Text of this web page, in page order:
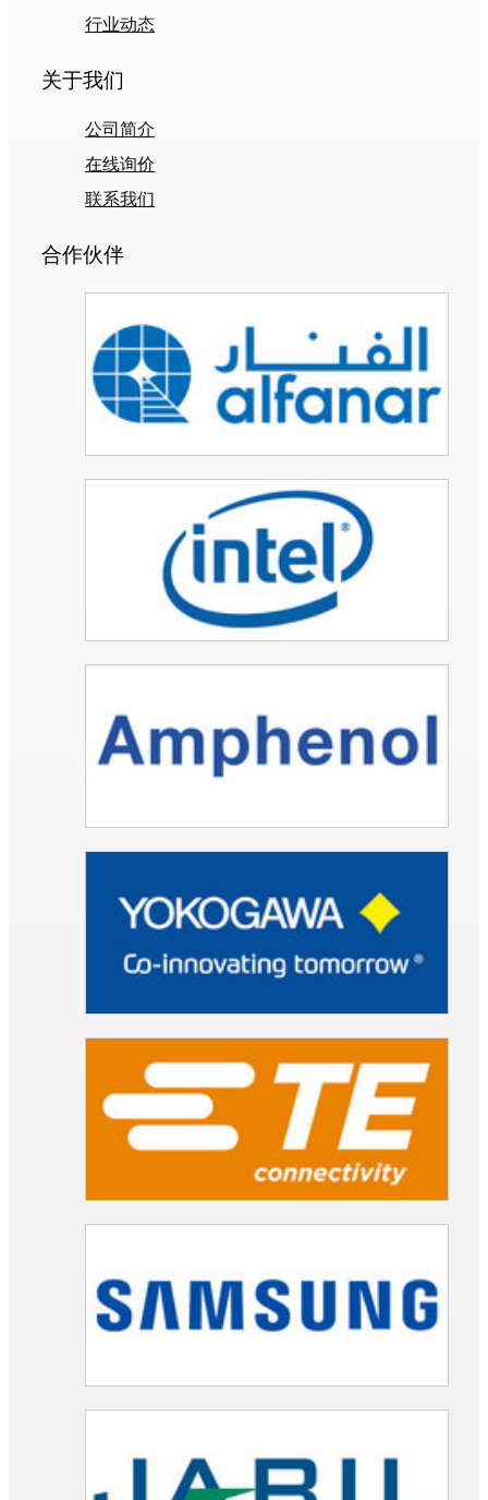
行业动态
关于我们
公司简介
在线询价
联系我们
合作伙伴